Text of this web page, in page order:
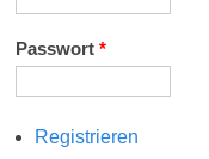
Passwort *
Registrieren